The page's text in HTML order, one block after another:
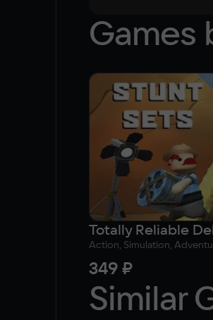
Games
Action, Simulation,
349 ₽
Similar